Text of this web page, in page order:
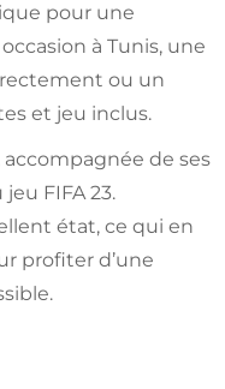
pour une
à Tunis, une
ou un
et jeu inclus.
de ses
FIFA 23.
état, ce qui en
profiter d’une